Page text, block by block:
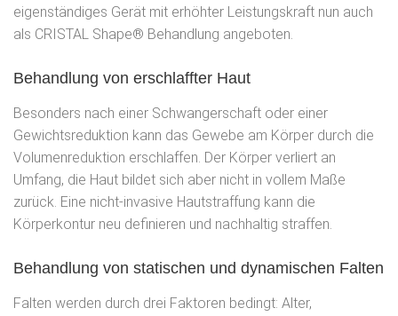
eigenständiges Gerät mit erhöhter Leistungskraft nun auch
als CRISTAL Shape® Behandlung angeboten.
Behandlung von erschlaffter Haut
Besonders nach einer Schwangerschaft oder einer
Gewichtsreduktion kann das Gewebe am Körper durch die
Volumenreduktion erschlaffen. Der Körper verliert an
Umfang, die Haut bildet sich aber nicht in vollem Maße
zurück. Eine nicht-invasive Hautstraffung kann die
Körperkontur neu definieren und nachhaltig straffen.
Behandlung von statischen und dynamischen Falten
Falten werden durch drei Faktoren bedingt: Alter,